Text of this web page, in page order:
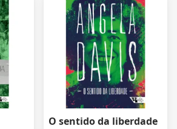
O sentido da liberdade